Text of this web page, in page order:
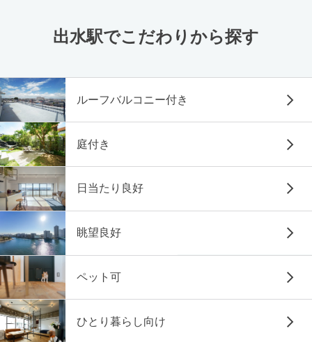
出水駅でこだわりから探す
ルーフバルコニー付き
庭付き
日当たり良好
眺望良好
ペット可
ひとり暮らし向け